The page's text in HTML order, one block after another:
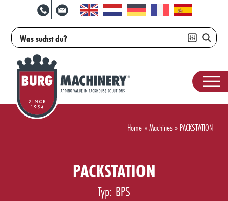
Home»Machines» PACKSTATION
PACKSTATION
Typ: BPS